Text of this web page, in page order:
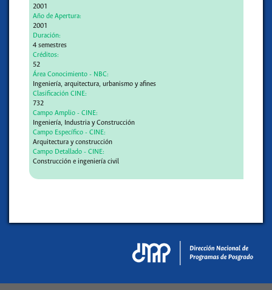
2001
Año de Apertura:
2001
Duración:
4 semestres
Créditos:
52
Área Conocimiento - NBC:
Ingeniería, arquitectura, urbanismo y afines
Clasificación CINE:
732
Campo Amplio - CINE:
Ingeniería, Industria y Construcción
Campo Específico - CINE:
Arquitectura y construcción
Campo Detallado - CINE:
Construcción e ingeniería civil